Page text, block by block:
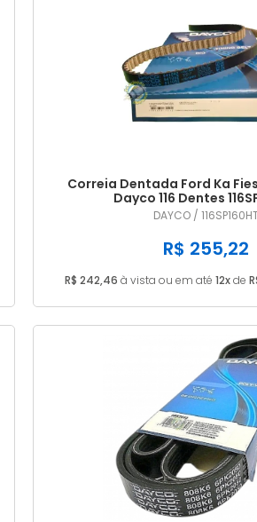
Correia Dentada Ford Ka
Dayco 116 Dentes
DAYCO /
R$ 255,22
R$ 242,46 à vista ou em até 12xde